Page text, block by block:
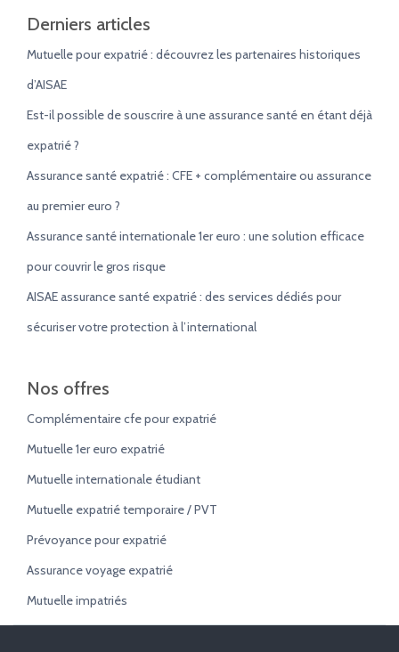
Derniers articles
Mutuelle pour expatrié : découvrez les partenaires historiques
d’AISAE
Est-il possible de souscrire à une assurance santé en étant déjà
expatrié ?
Assurance santé expatrié : CFE + complémentaire ou assurance
au premier euro ?
Assurance santé internationale 1er euro : une solution efficace
pour couvrir le gros risque
AISAE assurance santé expatrié : des services dédiés pour
sécuriser votre protection à l’international
Nos offres
Complémentaire cfe pour expatrié
Mutuelle 1er euro expatrié
Mutuelle internationale étudiant
Mutuelle expatrié temporaire / PVT
Prévoyance pour expatrié
Assurance voyage expatrié
Mutuelle impatriés